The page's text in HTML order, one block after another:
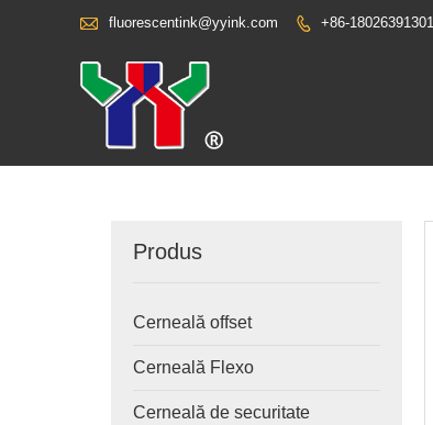
 fluorescentink@yyink.com  +86-18026391301
Produs
Cerneală offset
Cerneală Flexo
Cerneală de securitate